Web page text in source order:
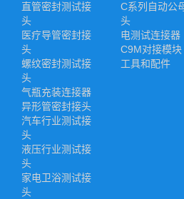
直管密封测试接
头
医疗导管密封接
头
螺纹密封测试接
头
气瓶充装连接器
异形管密封接头
汽车行业测试接
头
液压行业测试接
头
家电卫浴测试接
头
C系列自动公
头
电测试连接器
C9M对接模块
工具和配件